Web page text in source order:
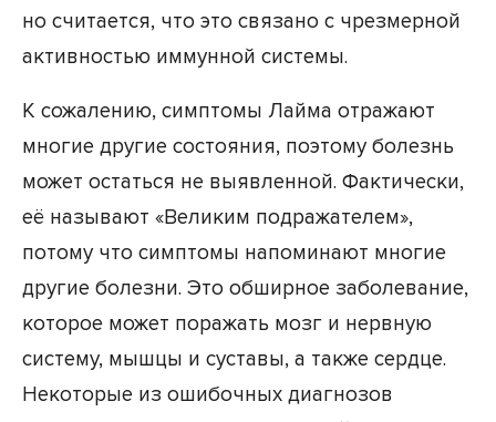
но считается, что это связано с чрезмерной
активностью иммунной системы.
К сожалению, симптомы Лайма отражают
многие другие состояния, поэтому болезнь
может остаться не выявленной. Фактически,
её называют «Великим подражателем»,
потому что симптомы напоминают многие
другие болезни. Это обширное заболевание,
которое может поражать мозг и нервную
систему, мышцы и суставы, а также сердце.
Некоторые из ошибочных диагнозов